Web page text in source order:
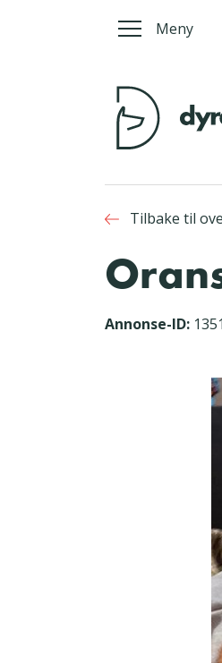
Meny
Tilbake til
Annonse-ID: